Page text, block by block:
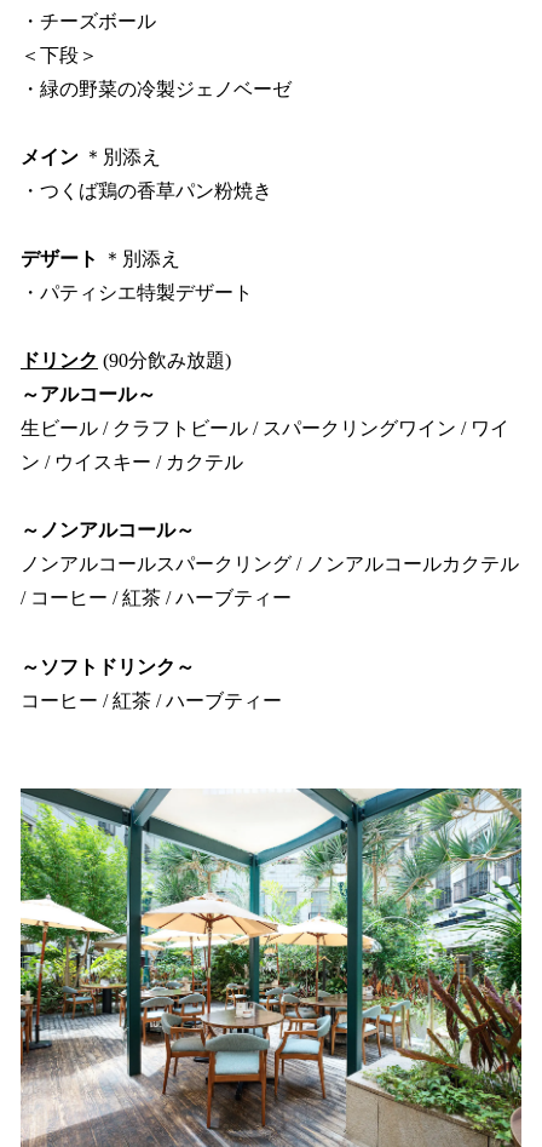
・チーズボール
＜下段＞
・緑の野菜の冷製ジェノベーゼ
メイン ＊別添え
・つくば鶏の香草パン粉焼き
デザート
＊別添え
・パティシエ特製デザート
ドリンク (90分飲み放題)
～アルコール～
生ビール / クラフトビール / スパークリングワイン / ワイ
ン / ウイスキー / カクテル
～ノンアルコール～
ノンアルコールスパークリング / ノンアルコールカクテル
/ コーヒー / 紅茶 / ハーブティー
～ソフトドリンク～
コーヒー / 紅茶 / ハーブティー